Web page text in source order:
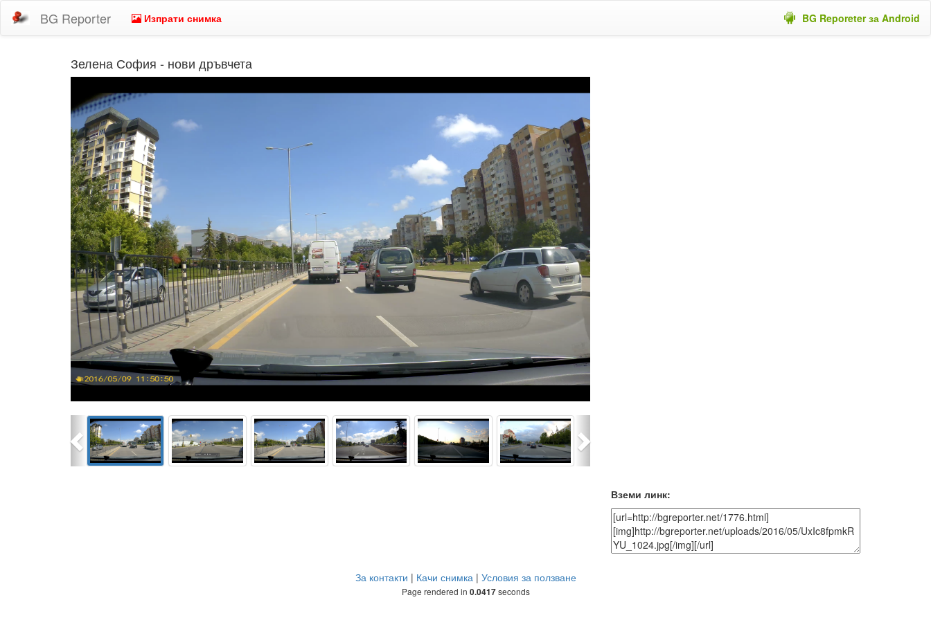
BG Reporter Изпрати снимка BG Reporeter за Android
Зелена София - нови дръвчета
Previous
Вземи линк:
За контакти | Качи снимка | Условия за ползване
Page rendered in 0.0417seconds